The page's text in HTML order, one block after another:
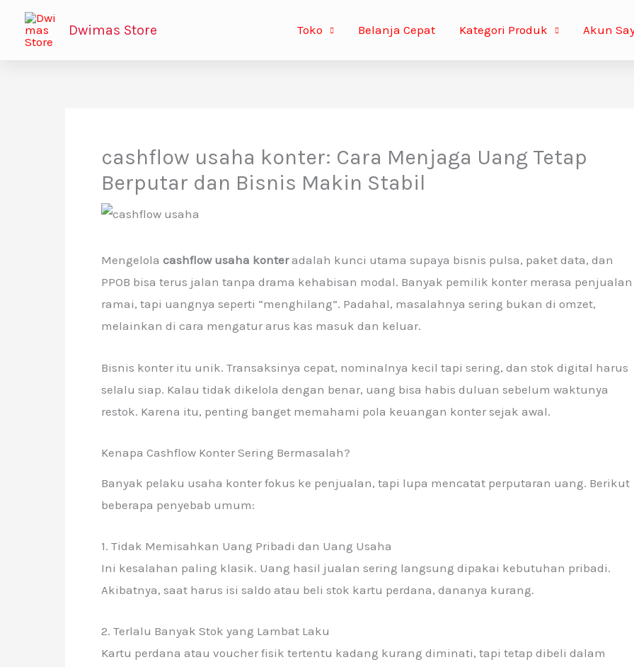
Lewati
Dwimas Store Toko Belanja Cepat Kategori Produk Akun
cashflow usaha konter: Cara Menjaga Uang Tetap
Berputar dan Bisnis Makin Stabil
Mengelola cashflow usaha konteradalah kunci utama supaya bisnis pulsa, paket data, dan
PPOB bisa terus jalan tanpa drama kehabisan modal. Banyak pemilik konter merasa penjualan
ramai, tapi uangnya seperti “menghilang”. Padahal, masalahnya sering bukan di omzet,
melainkan di cara mengatur arus kas masuk dan keluar.
Bisnis konter itu unik. Transaksinya cepat, nominalnya kecil tapi sering, dan stok digital harus
selalu siap. Kalau tidak dikelola dengan benar, uang bisa habis duluan sebelum waktunya
restok. Karena itu, penting banget memahami pola keuangan konter sejak awal.
Kenapa Cashflow Konter Sering Bermasalah?
Banyak pelaku usaha konter fokus ke penjualan, tapi lupa mencatat perputaran uang. Berikut
beberapa penyebab umum:
1. Tidak Memisahkan Uang Pribadi dan Uang Usaha
Ini kesalahan paling klasik. Uang hasil jualan sering langsung dipakai kebutuhan pribadi.
Akibatnya, saat harus isi saldo atau beli stok kartu perdana, dananya kurang.
2. Terlalu Banyak Stok yang Lambat Laku
Kartu perdana atau voucher fisik tertentu kadang kurang diminati, tapi tetap dibeli dalam